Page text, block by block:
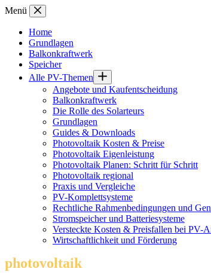
Zum
springen
Menü
Home
Grundlagen
Balkonkraftwerk
Speicher
Alle PV-Themen
Angebote und Kaufentscheidung
Balkonkraftwerk
Die Rolle des Solarteurs
Grundlagen
Guides & Downloads
Photovoltaik Kosten & Preise
Photovoltaik Eigenleistung
Photovoltaik Planen: Schritt für Schritt
Photovoltaik regional
Praxis und Vergleiche
PV-Komplettsysteme
Rechtliche Rahmenbedingungen und
Stromspeicher und Batteriesysteme
Versteckte Kosten & Preisfallen bei PV-
Wirtschaftlichkeit und Förderung
photovoltaik